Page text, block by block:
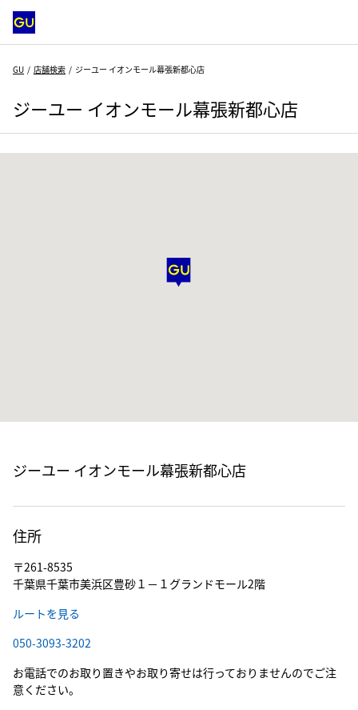
GU 店舗検索 ジーユー イオンモール幕張新都心店
ジーユー イオンモール幕張新都心店
ジーユー イオンモール幕張新都心店
住所
〒261-8535
千葉県千葉市美浜区豊砂１－１グランドモール2階
ルートを見る
050-3093-3202
お電話でのお取り置きやお取り寄せは行っておりませんのでご注
意ください。